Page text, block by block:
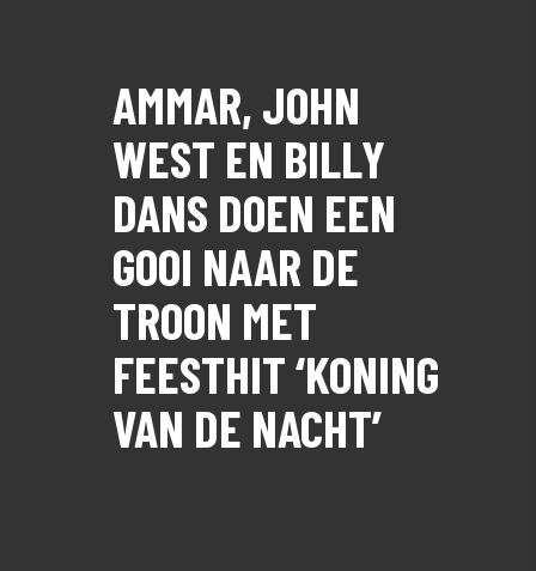
AMMAR, JOHN
WEST EN BILLY
DANS DOEN EEN
GOOI NAAR DE
TROON MET
FEESTHIT ‘KONING
VAN DE NACHT’